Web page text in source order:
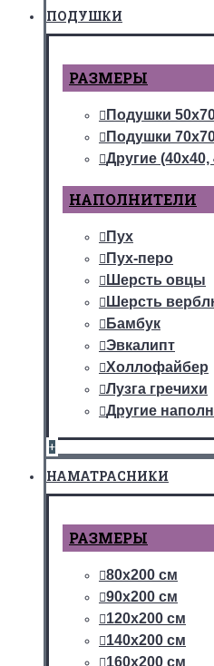
ПОДУШКИ
РАЗМЕРЫ
Подушки
Подушки
Другие (40х40,
НАПОЛНИТЕЛИ
Пух
Пух-перо
Шерсть овцы
Шерсть
Бамбук
Эвкалипт
Холлофайбер
Лузга гречихи
Другие
+
НАМАТРАСНИКИ
РАЗМЕРЫ
80х200 см
90х200 см
120х200 см
140х200 см
160х200 см